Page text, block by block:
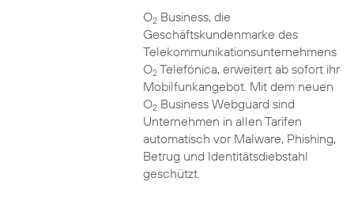
O2Business, die
Geschäftskundenmarke des
Telekommunikationsunternehmens
O2Telefónica, erweitert ab sofort ihr
Mobilfunkangebot. Mit dem neuen
O2Business Webguard sind
Unternehmen in allen Tarifen
automatisch vor Malware, Phishing,
Betrug und Identitätsdiebstahl
geschützt.